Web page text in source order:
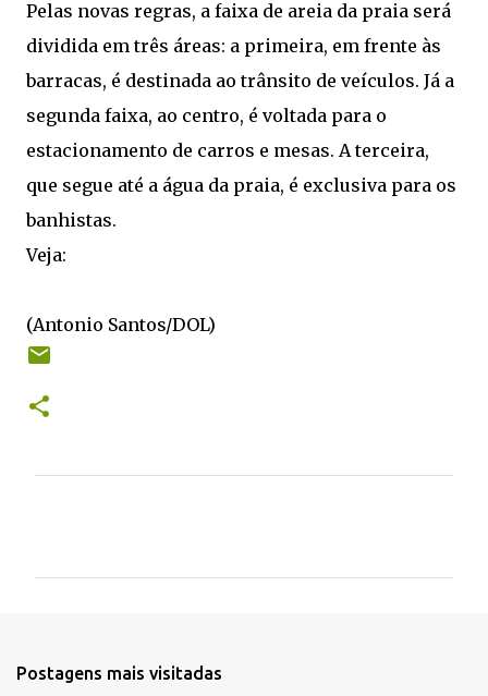
Pelas novas regras, a faixa de areia da praia será
dividida em três áreas: a primeira, em frente às
barracas, é destinada ao trânsito de veículos. Já a
segunda faixa, ao centro, é voltada para o
estacionamento de carros e mesas. A terceira,
que segue até a água da praia, é exclusiva para os
banhistas.
Veja:
(Antonio Santos/DOL)
Postagens mais visitadas